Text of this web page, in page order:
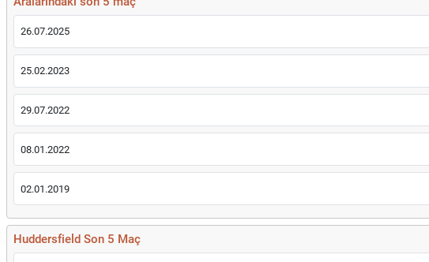
26.07.2025
25.02.2023
29.07.2022
08.01.2022
02.01.2019
Huddersfield Son 5 Maç